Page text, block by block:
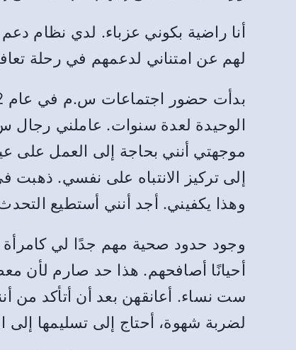
أنا راضية بكوني عزباء. لدي نظام
لهم عن امتناني لدعمهم في رحلة
الوحيدة لعدة سنوات. عاملني
موجهتي أنني بحاجة إلى العمل على
إلى تركيز الانتباه على نفسي.
وهذا يكفيني. أجد أنني أستطيع
وجود حدود صحية مهم جدًا لي
أحيانًا أصافحهم. هذا حد صارم لأن
ست نساء. أعانقهن بعد أن أتأكد من
لضربة شهوة، أحتاج إلى تسليمها